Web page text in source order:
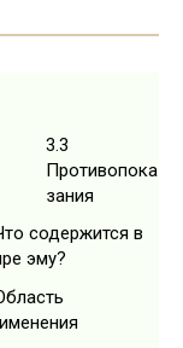
3.3
Противопока
зания
содержится в
эму?